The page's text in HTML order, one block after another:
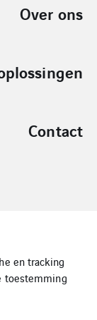
Over ons
Contact
en tracking
toestemming